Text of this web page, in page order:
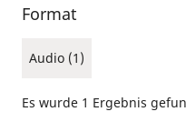
Format
Audio (1)
Es wurde 1 Ergebnis